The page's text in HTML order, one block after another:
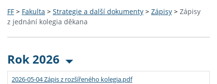
FF > Fakulta > Strategie a další dokumenty > Zápisy > Zápisy
z jednání kolegia děkana
Rok 2026
2026-05-04 Zápis z rozšířeného kolegia.pdf